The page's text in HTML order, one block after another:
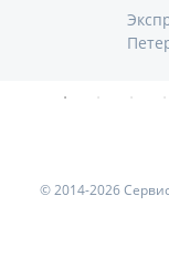
© 2014-2026